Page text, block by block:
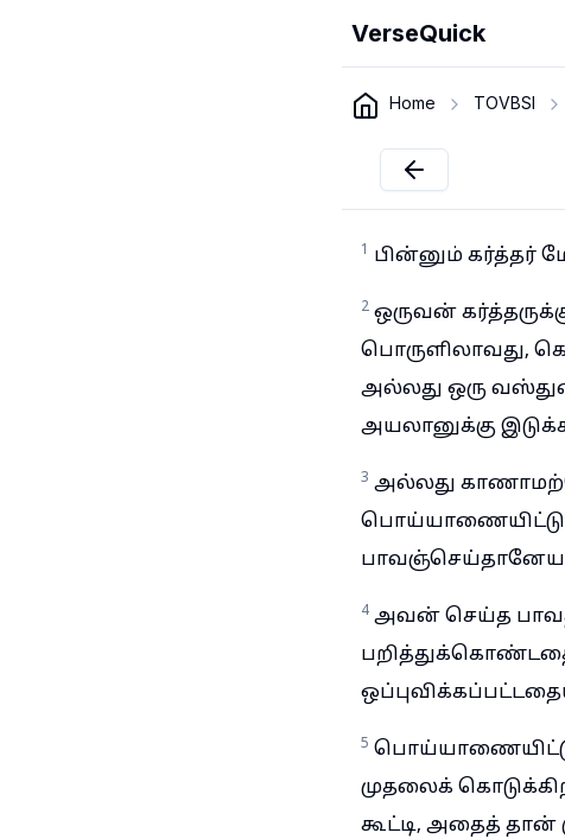
VerseQuick
Home TOVBSI
1 பின்னும் கர்த்தர்
2 ஒருவன்
பொருளிலாவது,
அல்லது ஒரு
அயலானுக்கு
3 அல்லது
பொய்யாணையிட்டு,
4 அவன் செய்த
5
முதலைக்
கூட்டி, அதைத் தான்